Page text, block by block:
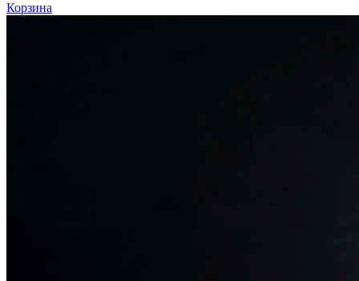
Корзина